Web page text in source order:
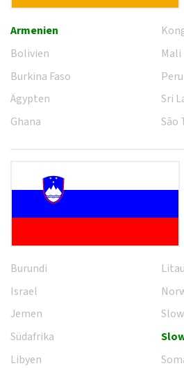
Armenien
Bolivien
Burkina Faso
Ägypten
Ghana
Mali
Peru
Sri
São
Burundi
Israel
Jemen
Südafrika
Libyen